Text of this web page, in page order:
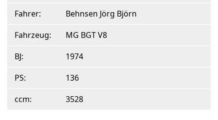
Fahrer:
Behnsen Jörg Björn
Fahrzeug:
MG BGT V8
BJ:
1974
PS:
136
ccm:
3528